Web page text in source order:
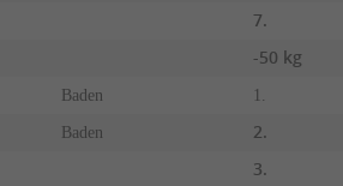
7.
-50 kg
Baden 1.
Baden 2.
3.